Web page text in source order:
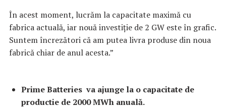
În acest moment, lucrăm la capacitate maximă cu
fabrica actuală, iar nouă investiție de 2 GW este în grafic.
Suntem încrezători că am putea livra produse din noua
fabrică chiar de anul acesta.”
Prime Batteries va ajunge la o capacitate de
productie de 2000 MWh anuală.